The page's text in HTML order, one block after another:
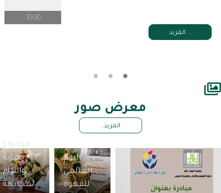
10:00
معرض صور
المزيد..
اليوم
العالمي
للقهوة
مبادرة (
حماية
والتزام
لمجابهة